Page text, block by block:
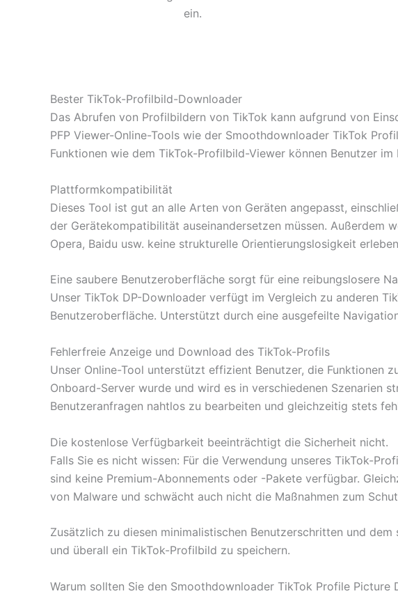
ein.
Bester TikTok-Profilbild-Downloader
Das Abrufen von Profilbildern von TikTok kann aufgrund von
PFP Viewer-Online-Tools wie der Smoothdownloader TikTok
Funktionen wie dem TikTok-Profilbild-Viewer können Benutzer
Plattformkompatibilität
Dieses Tool ist gut an alle Arten von Geräten angepasst,
der Gerätekompatibilität auseinandersetzen müssen. Außerdem
Opera, Baidu usw. keine strukturelle Orientierungslosigkeit
Eine saubere Benutzeroberfläche sorgt für eine reibungslosere
Unser TikTok DP-Downloader verfügt im Vergleich zu anderen
Benutzeroberfläche. Unterstützt durch eine ausgefeilte
Fehlerfreie Anzeige und Download des TikTok-Profils
Unser Online-Tool unterstützt effizient Benutzer, die Funktionen
Onboard-Server wurde und wird es in verschiedenen Szenarien
Benutzeranfragen nahtlos zu bearbeiten und gleichzeitig stets
Die kostenlose Verfügbarkeit beeinträchtigt die Sicherheit nicht.
Falls Sie es nicht wissen: Für die Verwendung unseres TikTok-
sind keine Premium-Abonnements oder -Pakete verfügbar.
von Malware und schwächt auch nicht die Maßnahmen zum
Zusätzlich zu diesen minimalistischen Benutzerschritten und
und überall ein TikTok-Profilbild zu speichern.
Warum sollten Sie den Smoothdownloader TikTok Profile Picture